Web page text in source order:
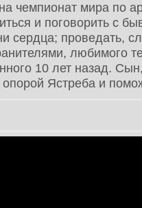
чемпионат мира по
и поговорить с
сердца; проведать,
любимого
10 лет назад.
опорой Ястреба и